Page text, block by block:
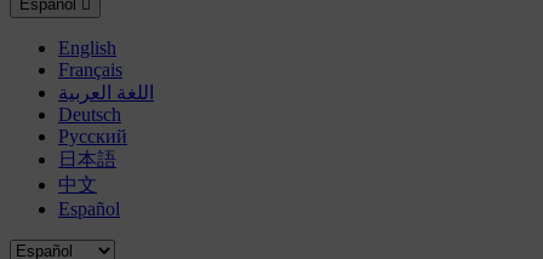
Español 
English
Français
اللغة العربية
Deutsch
Русский
日本語
中文
Español